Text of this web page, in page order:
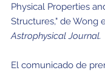
Physical Properties
Structures," de Wong
Astrophysical Journal.
El comunicado de